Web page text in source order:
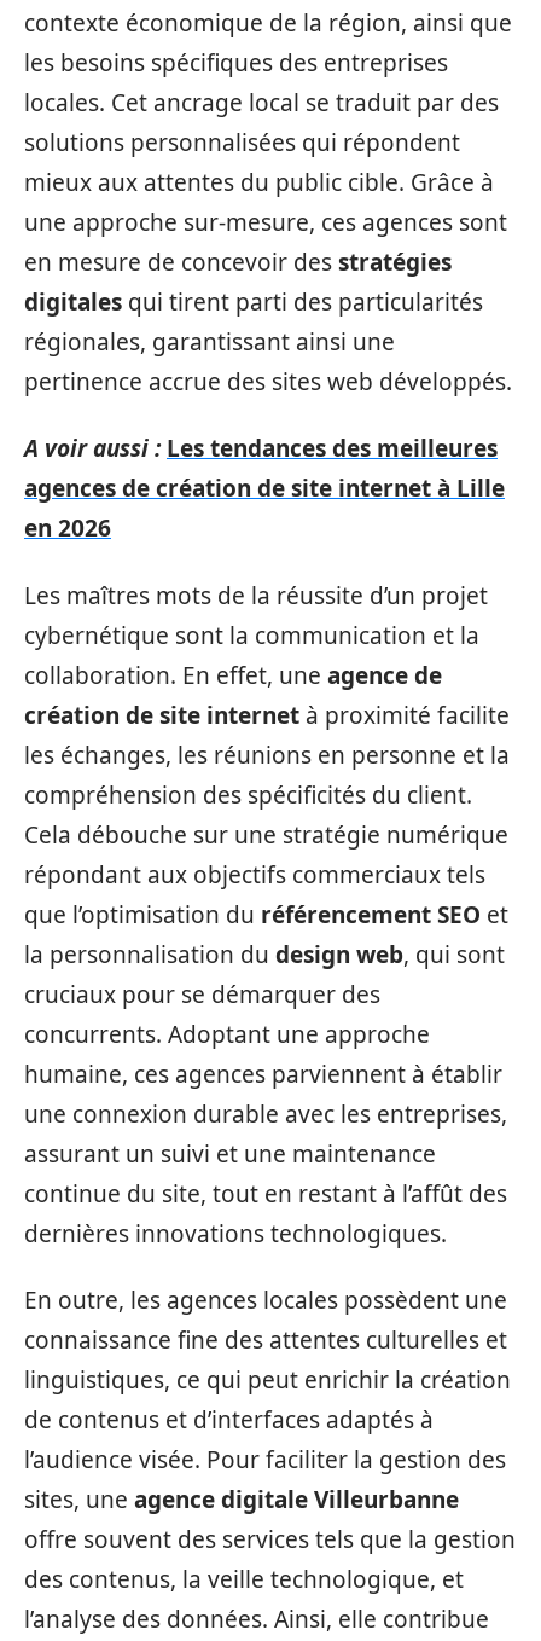
contexte économique de la région, ainsi que
les besoins spécifiques des entreprises
locales. Cet ancrage local se traduit par des
solutions personnalisées qui répondent
mieux aux attentes du public cible. Grâce à
une approche sur-mesure, ces agences sont
en mesure de concevoir desstratégies
digitales qui tirent parti des particularités
régionales, garantissant ainsi une
pertinence accrue des sites web développés.
A voir aussi : Les tendances des meilleures
agences de création de site internet à Lille
en 2026
Les maîtres mots de la réussite d’un projet
cybernétique sont la communication et la
collaboration. En effet, une agence de
création de site internet à proximité facilite
les échanges, les réunions en personne et la
compréhension des spécificités du client.
Cela débouche sur une stratégie numérique
répondant aux objectifs commerciaux tels
que l’optimisation du référencement SEO et
la personnalisation du design web, qui sont
cruciaux pour se démarquer des
concurrents. Adoptant une approche
humaine, ces agences parviennent à établir
une connexion durable avec les entreprises,
assurant un suivi et une maintenance
continue du site, tout en restant à l’affût des
dernières innovations technologiques.
En outre, les agences locales possèdent une
connaissance fine des attentes culturelles et
linguistiques, ce qui peut enrichir la création
de contenus et d’interfaces adaptés à
l’audience visée. Pour faciliter la gestion des
sites, une agence digitale Villeurbanne
offre souvent des services tels que la gestion
des contenus, la veille technologique, et
l’analyse des données. Ainsi, elle contribue